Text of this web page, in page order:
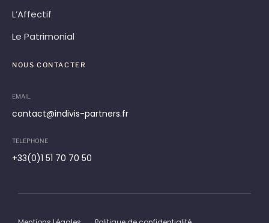
L’Affectif
Le Patrimonial
NOUS CONTACTER
EMAIL
contact@indivis-partners.fr
TELEPHONE
+33(0)1 51 70 70 50